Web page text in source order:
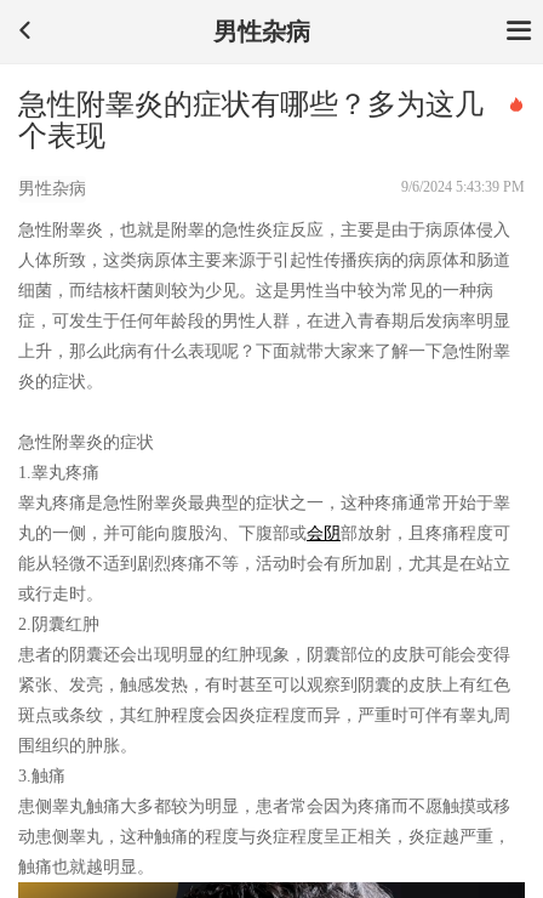
男性杂病
急性附睾炎的症状有哪些？多为这几
个表现
男性杂病 9/6/2024 5:43:39 PM
急性附睾炎，也就是附睾的急性炎症反应，主要是由于病原体侵入
人体所致，这类病原体主要来源于引起性传播疾病的病原体和肠道
细菌，而结核杆菌则较为少见。这是男性当中较为常见的一种病
症，可发生于任何年龄段的男性人群，在进入青春期后发病率明显
上升，那么此病有什么表现呢？下面就带大家来了解一下急性附睾
炎的症状。
急性附睾炎的症状
1.睾丸疼痛
睾丸疼痛是急性附睾炎最典型的症状之一，这种疼痛通常开始于睾
丸的一侧，并可能向腹股沟、下腹部或会阴部放射，且疼痛程度可
能从轻微不适到剧烈疼痛不等，活动时会有所加剧，尤其是在站立
或行走时。
2.阴囊红肿
患者的阴囊还会出现明显的红肿现象，阴囊部位的皮肤可能会变得
紧张、发亮，触感发热，有时甚至可以观察到阴囊的皮肤上有红色
斑点或条纹，其红肿程度会因炎症程度而异，严重时可伴有睾丸周
围组织的肿胀。
3.触痛
患侧睾丸触痛大多都较为明显，患者常会因为疼痛而不愿触摸或移
动患侧睾丸，这种触痛的程度与炎症程度呈正相关，炎症越严重，
触痛也就越明显。